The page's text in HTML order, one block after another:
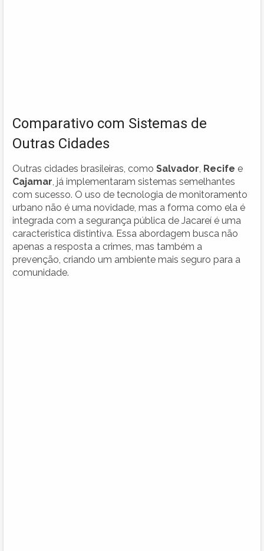
Comparativo com Sistemas de
Outras Cidades
Outras cidades brasileiras, como Salvador Recife e
Cajamar , já implementaram sistemas semelhantes
com sucesso. O uso de tecnologia de monitoramento
urbano não é uma novidade, mas a forma como ela é
integrada com a segurança pública de Jacareí é uma
característica distintiva. Essa abordagem busca não
apenas a resposta a crimes, mas também a
prevenção, criando um ambiente mais seguro para a
comunidade.